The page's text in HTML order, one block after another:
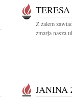
Z żalem
zmarła nasza
JANINA